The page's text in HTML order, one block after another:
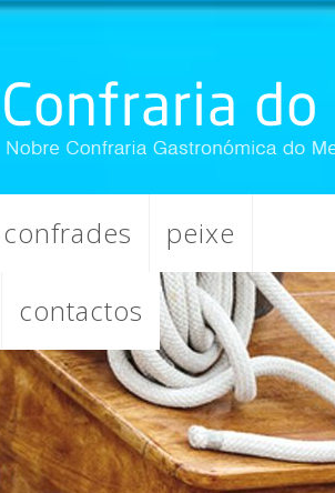
confrades peixe
contactos